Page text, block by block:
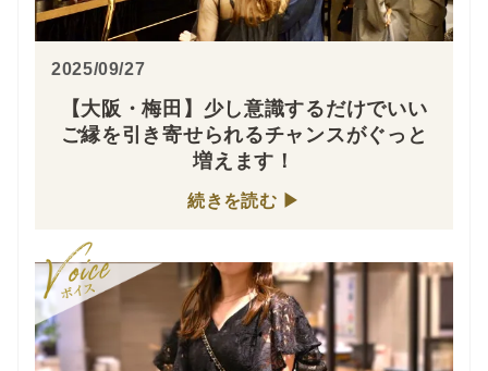
2025/09/27
【大阪・梅田】少し意識するだけでいい
ご縁を引き寄せられるチャンスがぐっと
増えます！
続きを読む